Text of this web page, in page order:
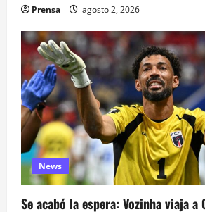
Prensa agosto 2, 2026
News
Se acabó la espera: Vozinha viaja